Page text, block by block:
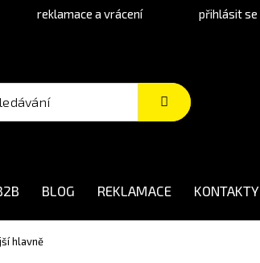
reklamace a vrácení přihlásit se
BLOG REKLAMACE KONTAKTY
hlavně